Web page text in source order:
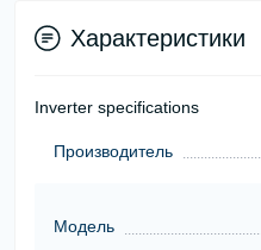
Характеристики
Inverter specifications
Производитель
Модель